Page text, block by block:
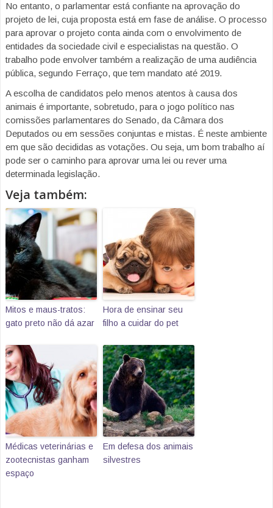
No entanto, o parlamentar está confiante na aprovação do
projeto de lei, cuja proposta está em fase de análise. O processo
para aprovar o projeto conta ainda com o envolvimento de
entidades da sociedade civil e especialistas na questão. O
trabalho pode envolver também a realização de uma audiência
pública, segundo Ferraço, que tem mandato até 2019.
A escolha de candidatos pelo menos atentos à causa dos
animais é importante, sobretudo, para o jogo político nas
comissões parlamentares do Senado, da Câmara dos
Deputados ou em sessões conjuntas e mistas. É neste ambiente
em que são decididas as votações. Ou seja, um bom trabalho aí
pode ser o caminho para aprovar uma lei ou rever uma
determinada legislação.
Veja também:
Mitos e maus-tratos:
gato preto não dá azar
Hora de ensinar seu
filho a cuidar do pet
Médicas veterinárias e
zootecnistas ganham
espaço
Em defesa dos animais
silvestres